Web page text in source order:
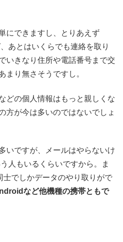
にできますし、とりあえず
あとはいくらでも連絡を取り
いきなり住所や電話番号まで交
まり無さそうですし。
どの個人情報はもっと親しくな
方が今は多いのではないでしょ
いですが、メールはやらないけ
人もいるくらいですから。ま
でしかデータのやり取りがで
など他機種の携帯ともで